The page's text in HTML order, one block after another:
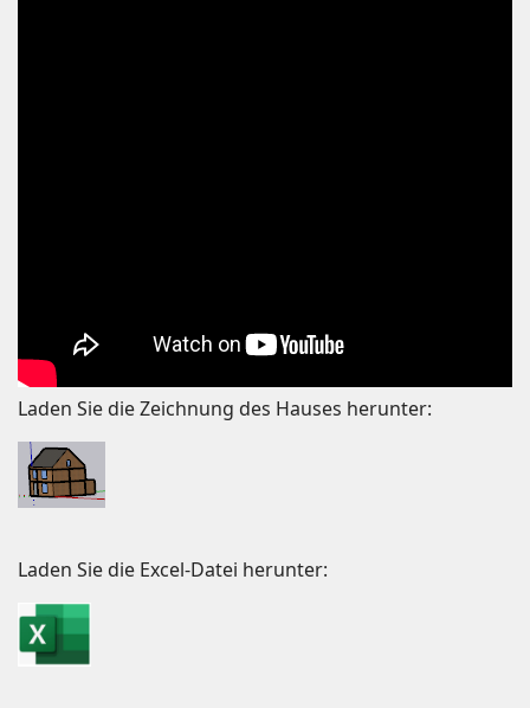
Laden Sie die Zeichnung des Hauses herunter:
Laden Sie die Excel-Datei herunter: